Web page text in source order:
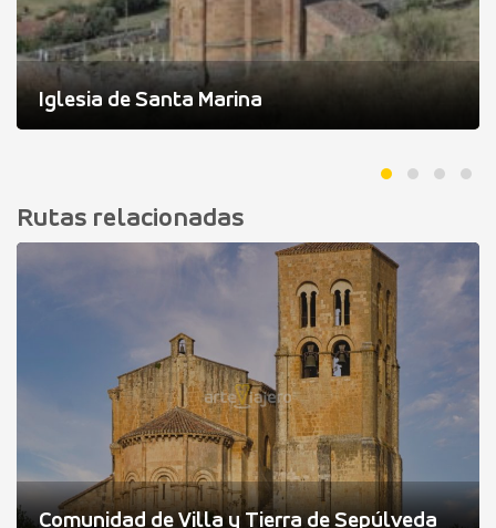
Iglesia de Santa Marina
Rutas relacionadas
Comunidad de Villa y Tierra de Sepúlveda